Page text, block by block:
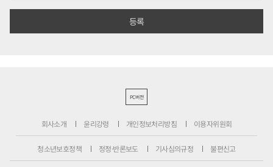
PC버전
회사소개 윤리강령 개인정보처리방침 이용자위원회
청소년보호정책 정정·반론보도 기사심의규정 불편신고